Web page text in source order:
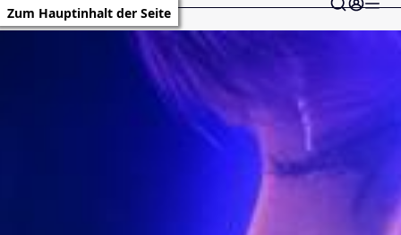
Zum Hauptinhalt der Seite